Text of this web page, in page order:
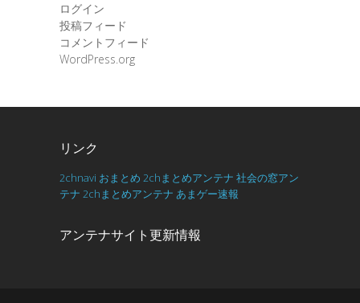
ログイン
投稿フィード
コメントフィード
WordPress.org
リンク
2chnavi おまとめ 2chまとめアンテナ 社会の窓アン
テナ 2chまとめアンテナ あまゲー速報
アンテナサイト更新情報